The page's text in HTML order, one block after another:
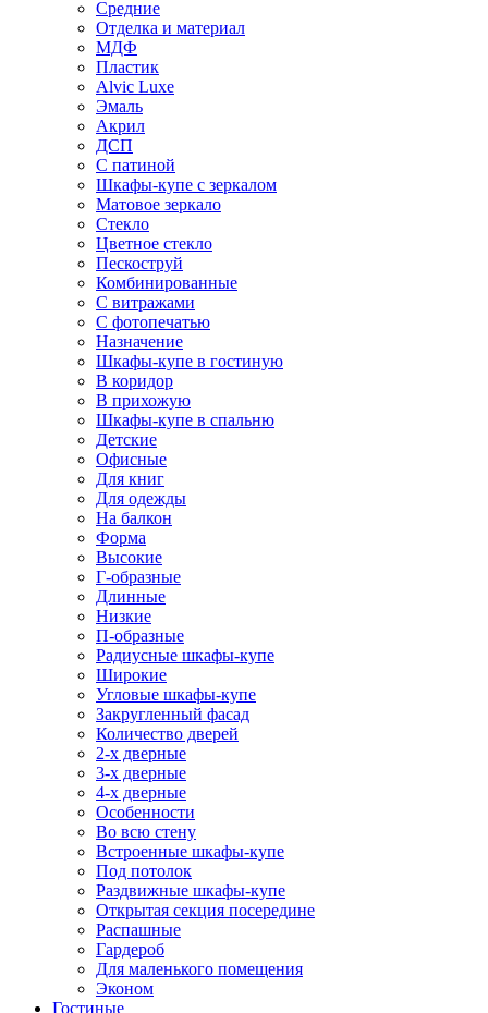
Средние
Отделка и материал
МДФ
Пластик
Alvic Luxe
Эмаль
Акрил
ДСП
С патиной
Шкафы-купе с зеркалом
Матовое зеркало
Стекло
Цветное стекло
Пескоструй
Комбинированные
С витражами
С фотопечатью
Назначение
Шкафы-купе в гостиную
В коридор
В прихожую
Шкафы-купе в спальню
Детские
Офисные
Для книг
Для одежды
На балкон
Форма
Высокие
Г-образные
Длинные
Низкие
П-образные
Радиусные шкафы-купе
Широкие
Угловые шкафы-купе
Закругленный фасад
Количество дверей
2-х дверные
3-х дверные
4-х дверные
Особенности
Во всю стену
Встроенные шкафы-купе
Под потолок
Раздвижные шкафы-купе
Открытая секция посередине
Распашные
Гардероб
Для маленького помещения
Эконом
Гостиные